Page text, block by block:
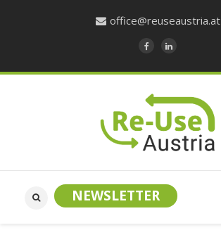
office@reuseaustria.at
NEWSLETTER